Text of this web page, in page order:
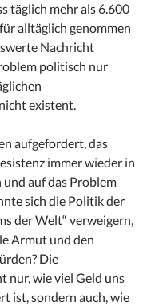
täglich mehr als 6.600
alltäglich genommen
Nachricht
politisch nur
existent.
aufgefordert, das
immer wieder in
auf das Problem
sich die Politik der
der Welt“ verweigern,
Armut und den
Die
nur, wie viel Geld uns
ist, sondern auch, wie